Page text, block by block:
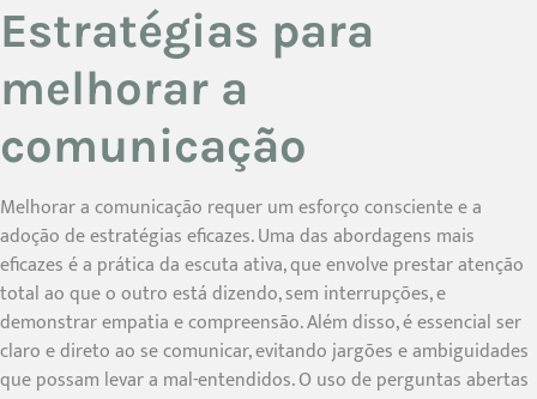
Estratégias para
melhorar a
comunicação
Melhorar a comunicação requer um esforço consciente e a
adoção de estratégias eficazes. Uma das abordagens mais
eficazes é a prática da escuta ativa, que envolve prestar atenção
total ao que o outro está dizendo, sem interrupções, e
demonstrar empatia e compreensão. Além disso, é essencial ser
claro e direto ao se comunicar, evitando jargões e ambiguidades
que possam levar a mal-entendidos. O uso de perguntas abertas